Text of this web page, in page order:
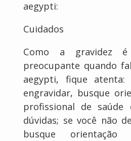
aegypti:
Cuidados
Como a gravidez
preocupante quando
aegypti, fique atenta:
engravidar, busque
profissional de
dúvidas; se você não
busque orientação